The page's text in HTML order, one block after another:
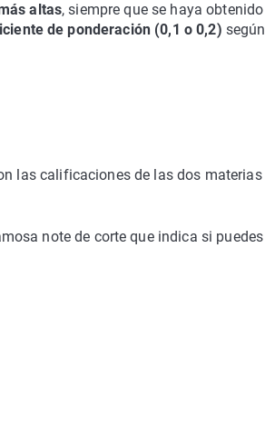
altas, siempre que se haya
de ponderación (0,1 o 0,2)
las calificaciones de las dos materias
note de corte que indica si puedes